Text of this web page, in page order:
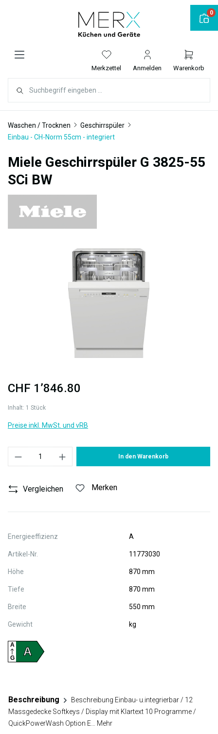
Merkzettel Anmelden Warenkorb
Waschen / Trocknen
Geschirrspüler
Einbau - CH-Norm 55cm - integriert
Miele Geschirrspüler G 3825-55
SCi BW
Bildergalerie überspringen
CHF 1’846.80
Inhalt: 1 Stück
Preise inkl. MwSt. und vRB
In den Warenkorb
Vergleichen Merken
Energieeffizienz A
Artikel-Nr. 11773030
Höhe 870 mm
Tiefe 870 mm
Breite 550 mm
Gewicht kg
A
A
G
Beschreibung
Beschreibung Einbau- u.integrierbar / 12
Massgedecke Softkeys / Display mit Klartext 10 Programme /
QuickPowerWash Option E… Mehr
0